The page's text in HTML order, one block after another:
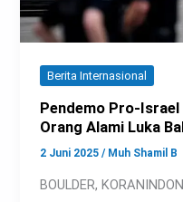
Berita Internasional
Pendemo Pro-Israel
Orang Alami Luka
2 Juni 2025/ Muh Shamil B
BOULDER,